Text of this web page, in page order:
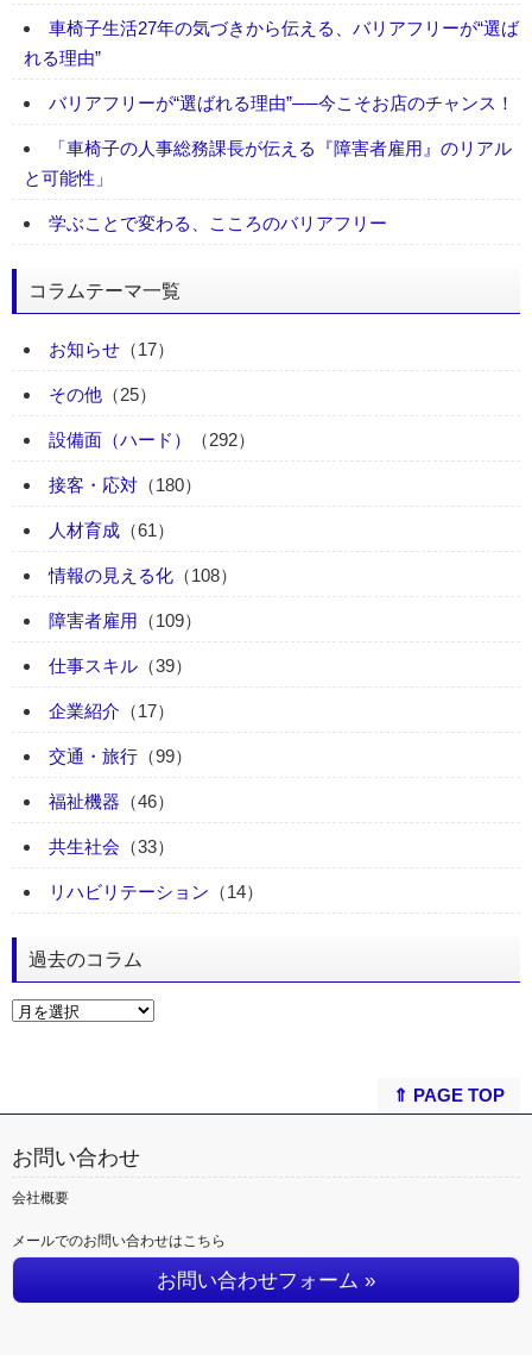
車椅子生活27年の気づきから伝える、バリアフリーが“選ば
れる理由”
バリアフリーが“選ばれる理由”──今こそお店のチャンス！
「車椅子の人事総務課長が伝える『障害者雇用』のリアル
と可能性」
学ぶことで変わる、こころのバリアフリー
コラムテーマ一覧
お知らせ （17）
その他 （25）
設備面（ハード） （292）
接客・応対 （180）
人材育成 （61）
情報の見える化 （108）
障害者雇用 （109）
仕事スキル （39）
企業紹介 （17）
交通・旅行 （99）
福祉機器 （46）
共生社会 （33）
リハビリテーション （14）
過去のコラム
⇑ PAGE TOP
お問い合わせ
会社概要
メールでのお問い合わせはこちら
お問い合わせフォーム »